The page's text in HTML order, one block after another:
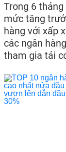
Trong 6
mức tăng
hàng với xấp
các ngân
tham gia tái